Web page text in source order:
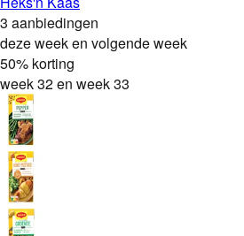
3 aanbiedingen
deze week en volgende week
50% korting
week 32 en week 33